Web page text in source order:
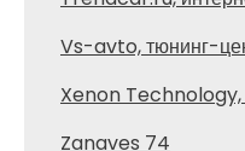
Vs-avto, тюнинг-
Xenon Technology,
Zanaves 74